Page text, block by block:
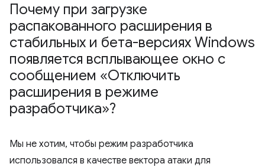
Почему при загрузке
распакованного расширения в
стабильных и бета-версиях Windows
появляется всплывающее окно с
сообщением «Отключить
расширения в режиме
разработчика»?
Мы не хотим, чтобы режим разработчика
использовался в качестве вектора атаки для